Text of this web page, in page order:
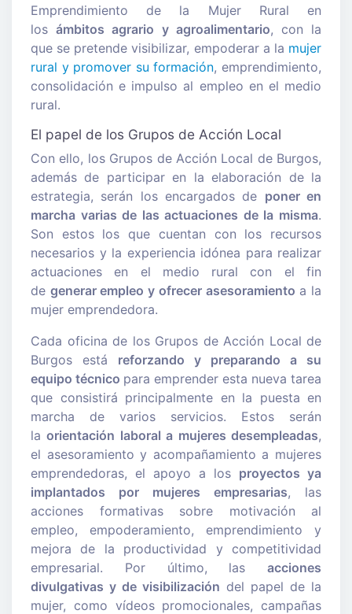
Emprendimiento de la Mujer Rural en
losámbitos agrario y agroalimentario, con la
que se pretende visibilizar, empoderar a la mujer
rural y promover su formación, emprendimiento,
consolidación e impulso al empleo en el medio
rural.
El papel de los Grupos de Acción Local
Con ello, los Grupos de Acción Local de Burgos,
además de participar en la elaboración de la
estrategia, serán los encargados de poner en
marcha varias de las actuaciones de la misma.
Son estos los que cuentan con los recursos
necesarios y la experiencia idónea para realizar
actuaciones en el medio rural con el fin
de generar empleo y ofrecer asesoramiento a la
mujer emprendedora.
Cada oficina de los Grupos de Acción Local de
Burgos está reforzando y preparando a su
equipo técnico para emprender esta nueva tarea
que consistirá principalmente en la puesta en
marcha de varios servicios. Estos serán
laorientación laboral a mujeres desempleadas,
el asesoramiento y acompañamiento a mujeres
emprendedoras, el apoyo a los proyectos ya
implantados por mujeres empresarias, las
acciones formativas sobre motivación al
empleo, empoderamiento, emprendimiento y
mejora de la productividad y competitividad
empresarial. Por último, las acciones
divulgativas y de visibilización del papel de la
mujer, como vídeos promocionales, campañas